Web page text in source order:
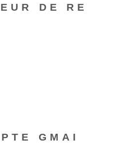
DE RE
GMAI